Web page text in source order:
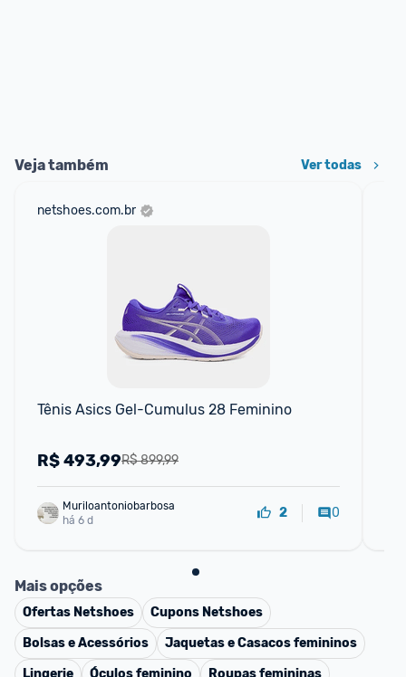
Veja também Ver todas
netshoes.com.br
Tênis Asics Gel-Cumulus 28 Feminino
R$ 899,99
R$493,99
Muriloantoniobarbosa
há 6 d
2 0
Mais opções
Ofertas Netshoes Cupons Netshoes
Bolsas e Acessórios
Jaquetas e Casacos femininos
Lingerie
Óculos feminino Roupas femininas